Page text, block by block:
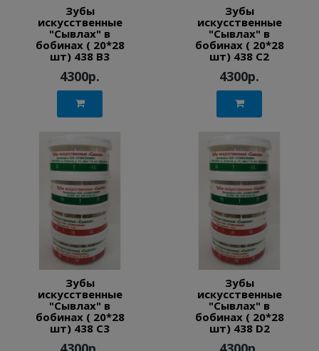
Зубы
искусственные
"Сывлах" в
бобинах ( 20*28
шт) 438 B3
4300р.
Зубы
искусственные
"Сывлах" в
бобинах ( 20*28
шт) 438 C2
4300р.
Зубы
искусственные
"Сывлах" в
бобинах ( 20*28
шт) 438 C3
Зубы
искусственные
"Сывлах" в
бобинах ( 20*28
шт) 438 D2